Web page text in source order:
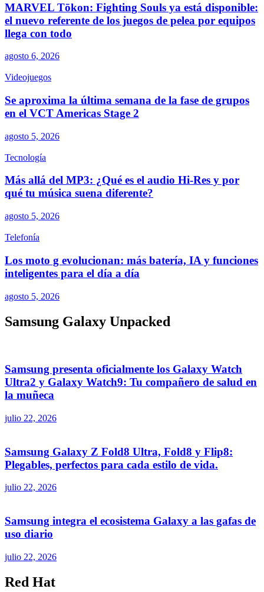
MARVEL Tōkon: Fighting Souls ya está disponible:
el nuevo referente de los juegos de pelea por equipos
llega con todo
agosto 6, 2026
Videojuegos
Se aproxima la última semana de la fase de grupos
en el VCT Americas Stage 2
agosto 5, 2026
Tecnología
Más allá del MP3: ¿Qué es el audio Hi-Res y por
qué tu música suena diferente?
agosto 5, 2026
Telefonía
Los moto g evolucionan: más batería, IA y funciones
inteligentes para el día a día
agosto 5, 2026
Samsung Galaxy Unpacked
Samsung presenta oficialmente los Galaxy Watch
Ultra2 y Galaxy Watch9: Tu compañero de salud en
la muñeca
julio 22, 2026
Samsung Galaxy Z Fold8 Ultra, Fold8 y Flip8:
Plegables, perfectos para cada estilo de vida.
julio 22, 2026
Samsung integra el ecosistema Galaxy a las gafas de
uso diario
julio 22, 2026
Red Hat